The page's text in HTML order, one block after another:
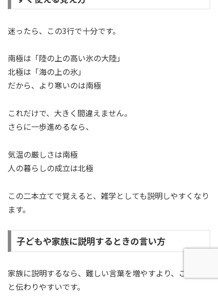
迷ったら、この3行で十分です。
南極は「陸の上の高い氷の大陸」
北極は「海の上の氷」
だから、より寒いのは南極
これだけで、大きく間違えません。
さらに一歩進めるなら、
気温の厳しさは南極
人の暮らしの成立は北極
この二本立てで覚えると、雑学としても説明しやすくなり
ます。
子どもや家族に説明するときの言い方
家族に説明するなら、難しい言葉を増やすより、こう言う
と伝わりやすいです。